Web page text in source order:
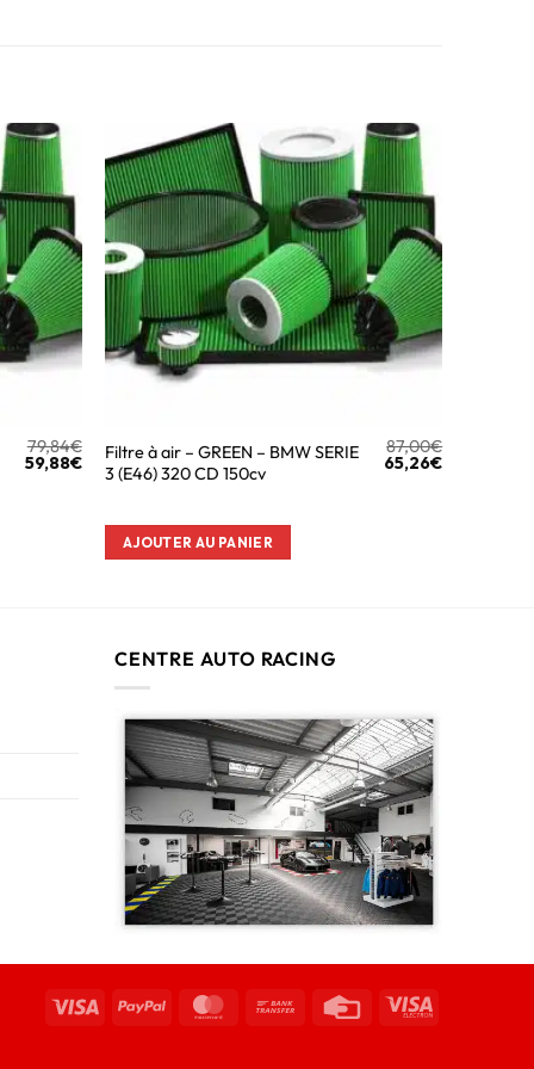
79,84€
59,88€
Filtre à air – GREEN – BMW SERIE
3 (E46) 320 CD 150cv
87,00€
65,26€
AJOUTER AU PANIER
CENTRE AUTO RACING